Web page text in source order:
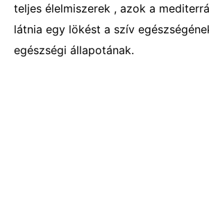
teljes élelmiszerek , azok a
látnia egy lökést a szív
egészségi állapotának.